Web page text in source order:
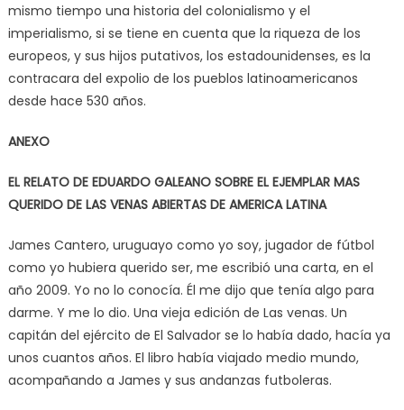
mismo tiempo una historia del colonialismo y el
imperialismo, si se tiene en cuenta que la riqueza de los
europeos, y sus hijos putativos, los estadounidenses, es la
contracara del expolio de los pueblos latinoamericanos
desde hace 530 años.
ANEXO
EL RELATO DE EDUARDO GALEANO SOBRE EL EJEMPLAR MAS
QUERIDO DE LAS VENAS ABIERTAS DE AMERICA LATINA
James Cantero, uruguayo como yo soy, jugador de fútbol
como yo hubiera querido ser, me escribió una carta, en el
año 2009. Yo no lo conocía. Él me dijo que tenía algo para
darme. Y me lo dio. Una vieja edición de Las venas. Un
capitán del ejército de El Salvador se lo había dado, hacía ya
unos cuantos años. El libro había viajado medio mundo,
acompañando a James y sus andanzas futboleras.